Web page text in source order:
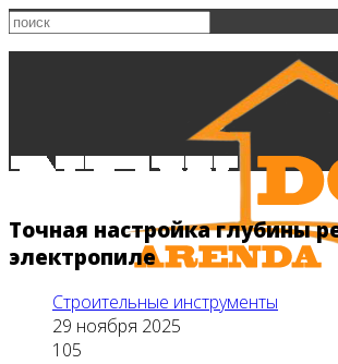
Точная настройка глубины
электропиле
Строительные инструменты
29 ноября 2025
105